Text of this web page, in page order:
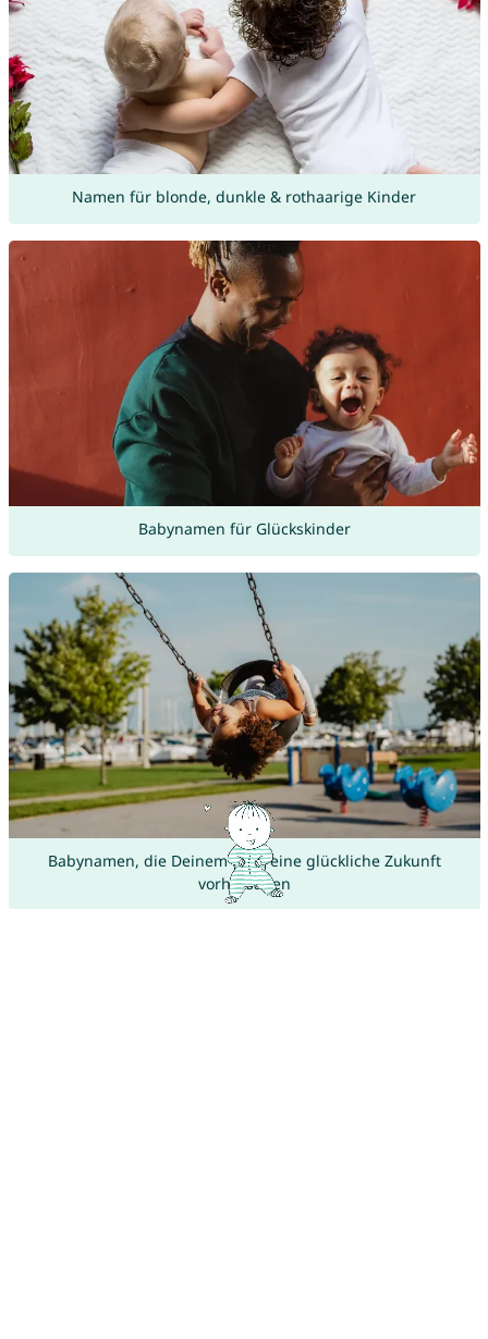
Namen für blonde, dunkle & rothaarige Kinder
Babynamen für Glückskinder
Babynamen, die Deinem Kind eine glückliche Zukunft
vorhersagen